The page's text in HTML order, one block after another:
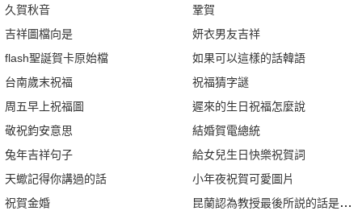
久賀秋音
吉祥圖檔向是
flash聖誕賀卡原始檔
台南歲末祝福
周五早上祝福圖
敬祝鈞安意思
兔年吉祥句子
天蠍記得你講過的話
祝賀金婚
鞏賀
妍衣男友吉祥
如果可以這樣的話韓語
祝福猜字謎
遲來的生日祝福怎麼說
結婚賀電總統
給女兒生日快樂祝賀詞
小年夜祝賀可愛圖片
昆蘭認為教授最後所説的話是真